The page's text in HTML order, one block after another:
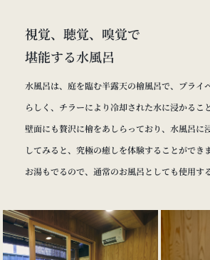
視覚、聴覚、嗅覚で
堪能する水風呂
水風呂は、庭を臨む半露天の檜風呂で、プライ
らしく、チラーにより冷却された水に浸かるこ
壁面にも贅沢に檜をあしらっており、水風呂に
してみると、究極の癒しを体験することができ
お湯もでるので、通常のお風呂としても使用す